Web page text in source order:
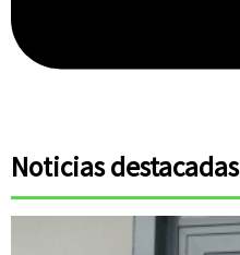
Noticias destacadas